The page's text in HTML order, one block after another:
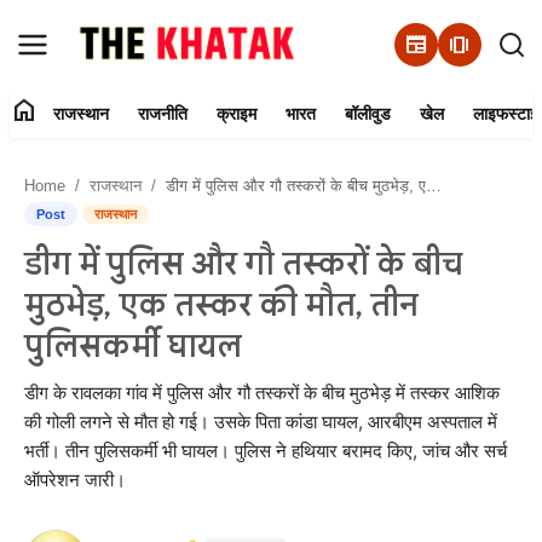
newspaper amp_stories
Contact Us
राजस्थान
राजनीति
क्राइम
भारत
home राजस्थान राजनीति क्राइम भारत बॉलीवुड खेल
Home राजस्थान डीग में पुलिस और गौ तस्करों के बीच मुठभेड़, एक तस्कर की मौत, तीन पुलिसकर्मी घायल
Post राजस्थान
डीग में पुलिस और गौ तस्करों के बीच
मुठभेड़, एक तस्कर की मौत, तीन
पुलिसकर्मी घायल
डीग के रावलका गांव में पुलिस और गौ तस्करों के बीच मुठभेड़ में तस्कर आशिक
की गोली लगने से मौत हो गई। उसके पिता कांडा घायल, आरबीएम अस्पताल में
भर्ती। तीन पुलिसकर्मी भी घायल। पुलिस ने हथियार बरामद किए, जांच और सर्च
ऑपरेशन जारी।